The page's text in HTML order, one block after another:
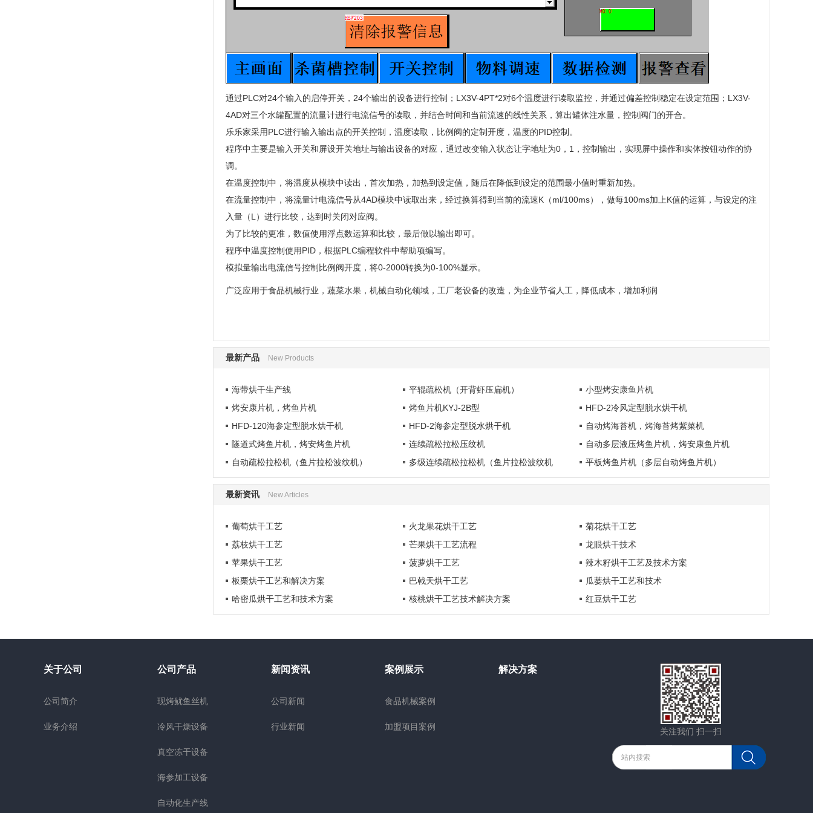
通过PLC对24个输入的启停开关，24个输出的设备进行控制；LX3V-4PT*2对6个温度进行读取监控，并通过偏差控制稳定在设定范围；LX3V-
4AD对三个水罐配置的流量计进行电流信号的读取，并结合时间和当前流速的线性关系，算出罐体注水量，控制阀门的开合。
乐乐家采用PLC进行输入输出点的开关控制，温度读取，比例阀的定制开度，温度的PID控制。
程序中主要是输入开关和屏设开关地址与输出设备的对应，通过改变输入状态让字地址为0，1，控制输出，实现屏中操作和实体按钮动作的协
调。
在温度控制中，将温度从模块中读出，首次加热，加热到设定值，随后在降低到设定的范围最小值时重新加热。
在流量控制中，将流量计电流信号从4AD模块中读取出来，经过换算得到当前的流速K（ml/100ms），做每100ms加上K值的运算，与设定的注
入量（L）进行比较，达到时关闭对应阀。
为了比较的更准，数值使用浮点数运算和比较，最后做以输出即可。
程序中温度控制使用PID，根据PLC编程软件中帮助项编写。
模拟量输出电流信号控制比例阀开度，将0-2000转换为0-100%显示。
广泛应用于食品机械行业，蔬菜水果，机械自动化领域，工厂老设备的改造，为企业节省人工，降低成本，增加利润
最新产品 New Products
海带烘干生产线 平辊疏松机（开背虾压扁机）
小型烤安康鱼片机
烤安康片机，烤鱼片机
烤鱼片机KYJ-2B型
HFD-2冷风定型脱水烘干机
HFD-120海参定型脱水烘干机
HFD-2海参定型脱水烘干机
自动烤海苔机，烤海苔烤紫菜机
隧道式烤鱼片机，烤安烤鱼片机
连续疏松拉松压纹机
自动多层液压烤鱼片机，烤安康鱼片机
自动疏松拉松机（鱼片拉松波纹机）
多级连续疏松拉松机（鱼片拉松波纹机 平板烤鱼片机（多层自动烤鱼片机）
最新资讯 New Articles
葡萄烘干工艺 火龙果花烘干工艺
菊花烘干工艺
荔枝烘干工艺
芒果烘干工艺流程
龙眼烘干技术
苹果烘干工艺
菠萝烘干工艺
辣木籽烘干工艺及技术方案
板栗烘干工艺和解决方案
巴戟天烘干工艺
瓜蒌烘干工艺和技术
哈密瓜烘干工艺和技术方案
核桃烘干工艺技术解决方案 红豆烘干工艺
关注我们 扫一扫
关于公司
公司简介
业务介绍
公司产品
现烤鱿鱼丝机
冷风干燥设备
真空冻干设备
海参加工设备
自动化生产线
新闻资讯
公司新闻
行业新闻
案例展示
食品机械案例
加盟项目案例
解决方案